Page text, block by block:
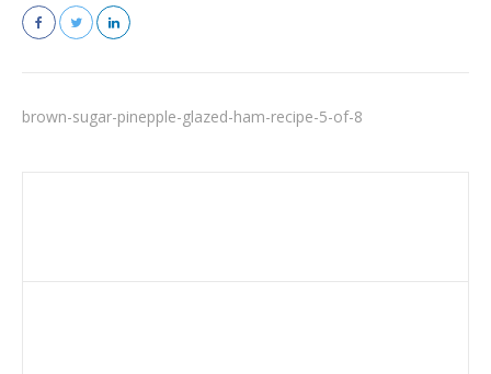
brown-sugar-pinepple-glazed-ham-recipe-5-of-8